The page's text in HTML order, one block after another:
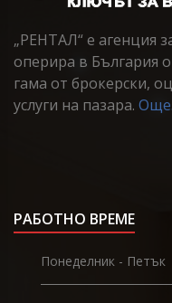
„РЕНТАЛ“ е агенция
оперира в България
гама от брокерски,
услуги на пазара.
РАБОТНО ВРЕМЕ
Понеделник - Петък